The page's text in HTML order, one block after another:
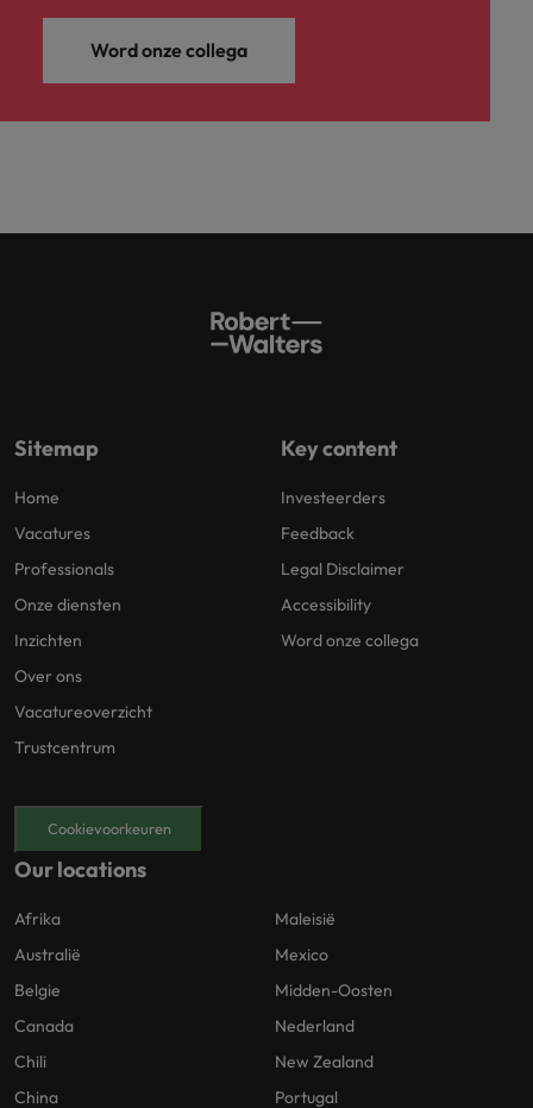
Word onze collega
Sitemap
Home
Vacatures
Professionals
Onze diensten
Inzichten
Over ons
Vacatureoverzicht
Trustcentrum
Key content
Investeerders
Feedback
Legal Disclaimer
Accessibility
Word onze collega
Cookievoorkeuren
Our locations
Afrika
Australië
Belgie
Canada
Chili
China
Maleisië
Mexico
Midden-Oosten
Nederland
New Zealand
Portugal